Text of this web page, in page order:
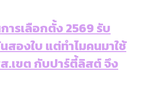
ารเลือกตั้ง 2569 รับ
องใบ แต่ทำไมคนมาใช้
.เขต กับปาร์ตี้ลิสต์ จึง